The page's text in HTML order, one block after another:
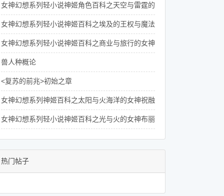
女神幻想系列轻小说神姬角色百科之天空与雷霆的女神佩伦的介绍
女神幻想系列轻小说神姬百科之埃及的王权与魔法女神伊西斯的介绍
女神幻想系列轻小说神姬百科之商业与旅行的女神赫尔墨斯的介绍
兽人种概论
<复苏的前兆>初始之章
女神幻想系列神姬百科之太阳与火海洋的女神祝融的人物介绍
女神幻想系列轻小说神姬百科之光与火的女神布丽姬德的人物介绍
热门帖子